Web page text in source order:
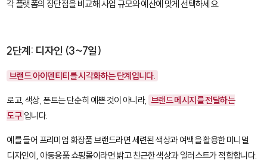
각 플랫폼의 장단점을 비교해 사업 규모와 예산에 맞게 선택하세요.
2단계: 디자인 (3~7일)
브랜드 아이덴티티를 시각화하는 단계입니다.
로고, 색상, 폰트는 단순히 예쁜 것이 아니라, 브랜드 메시지를 전달하는
도구 입니다.
예를 들어 프리미엄 화장품 브랜드라면 세련된 색상과 여백을 활용한 미니멀
디자인이, 아동용품 쇼핑몰이라면 밝고 친근한 색상과 일러스트가 적합합니다.